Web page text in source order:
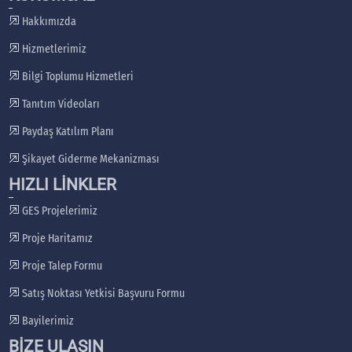
Hakkımızda
Hizmetlerimiz
Bilgi Toplumu Hizmetleri
Tanıtım Videoları
Paydaş Katılım Planı
Şikayet Giderme Mekanizması
HIZLI LİNKLER
GES Projelerimiz
Proje Haritamız
Proje Talep Formu
Satış Noktası Yetkisi Başvuru Formu
Bayilerimiz
BİZE ULAŞIN